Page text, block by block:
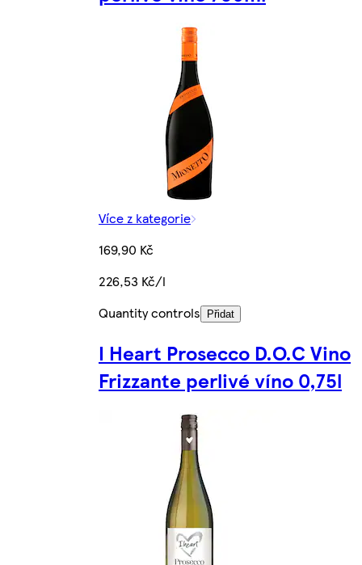
Více z kategorie
169,90 Kč
226,53 Kč/l
Quantity controls
Přidat
I Heart Prosecco D.O.C Vino
Frizzante perlivé víno 0,75l